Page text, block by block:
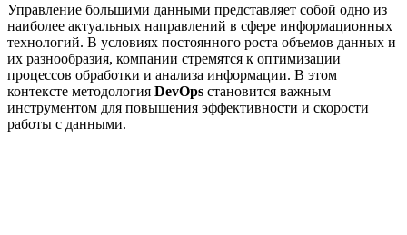
Управление большими данными представляет собой одно из
наиболее актуальных направлений в сфере информационных
технологий. В условиях постоянного роста объемов данных и
их разнообразия, компании стремятся к оптимизации
процессов обработки и анализа информации. В этом
контексте методология DevOps становится важным
инструментом для повышения эффективности и скорости
работы с данными.